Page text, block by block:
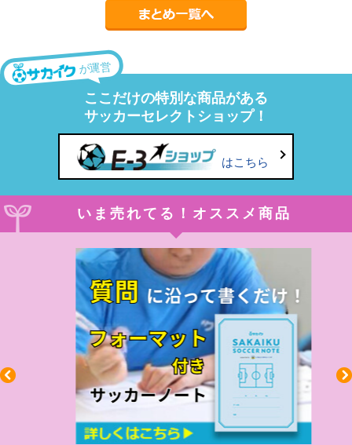
が運営
ここだけの特別な商品がある
サッカーセレクトショップ！
はこちら
いま売れてる！オススメ商品